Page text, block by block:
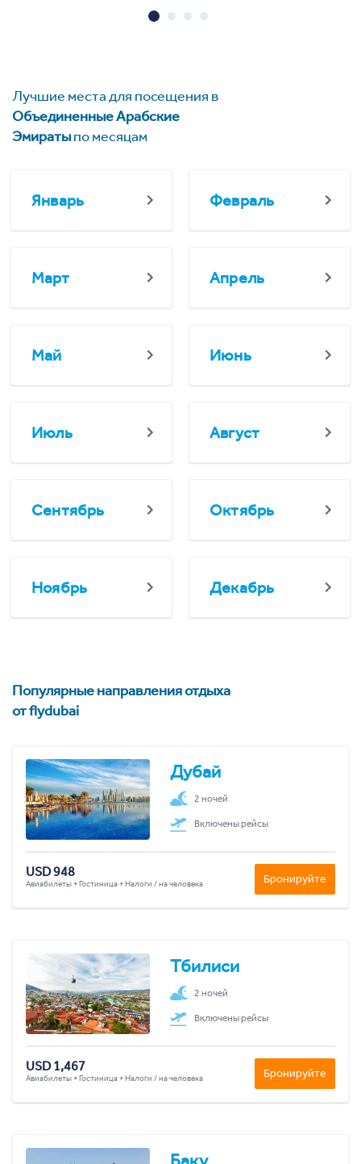
Лучшие места для посещения в
Объединенные Арабские
Эмиратыпо месяцам
Январь Февраль
Март Апрель
Май Июнь
Июль Август
Сентябрь Октябрь
Ноябрь Декабрь
Популярные направления отдыха
от flydubai
Дубай
2 ночей
Включены рейсы
USD 948
Авиабилеты + Гостиница + Налоги / на человека Бронируйте
Тбилиси
2 ночей
Включены рейсы
USD 1,467
Авиабилеты + Гостиница + Налоги / на человека Бронируйте